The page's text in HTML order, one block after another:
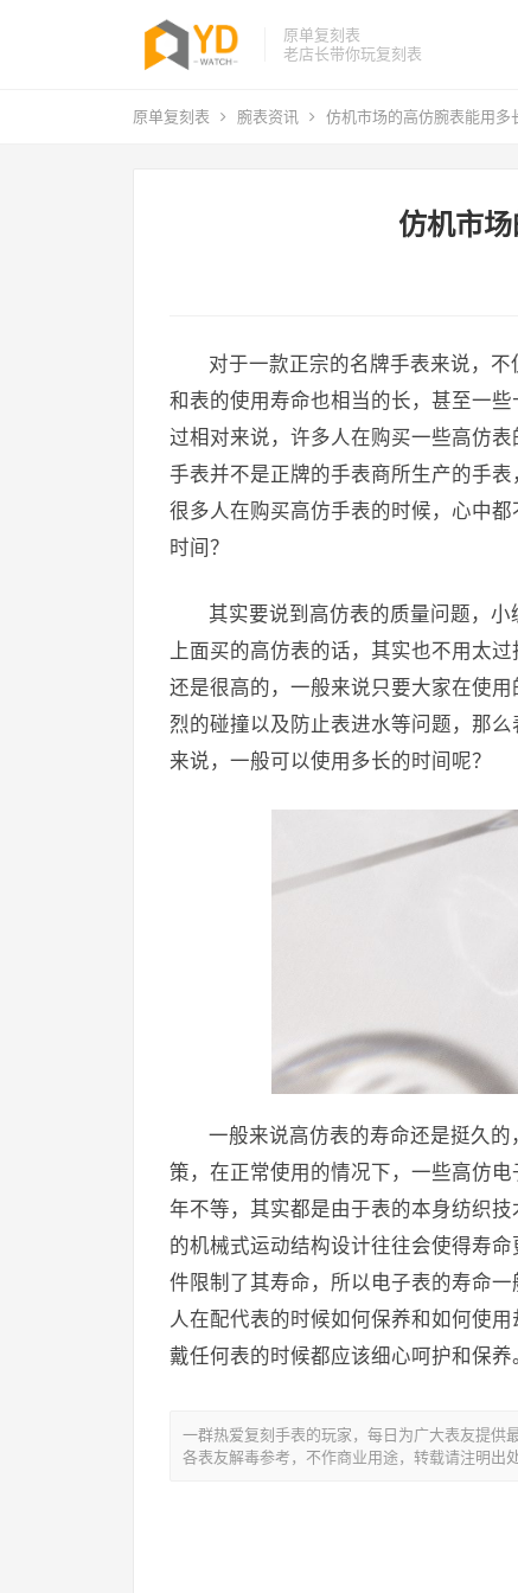
原单复刻表
老店长带你玩复刻表
原单复刻表 腕表资讯 仿机市场的高仿腕表能用多
仿机市
对于一款正宗的名牌手表来说，
和表的使用寿命也相当的长，甚至一
过相对来说，许多人在购买一些高仿
手表并不是正牌的手表商所生产的手
很多人在购买高仿手表的时候，心中
时间？
其实要说到高仿表的质量问题，
上面买的高仿表的话，其实也不用太
还是很高的，一般来说只要大家在使
烈的碰撞以及防止表进水等问题，那
来说，一般可以使用多长的时间呢？
一般来说高仿表的寿命还是挺久
策，在正常使用的情况下，一些高仿
年不等，其实都是由于表的本身纺织
的机械式运动结构设计往往会使得寿
件限制了其寿命，所以电子表的寿命
人在配代表的时候如何保养和如何使
戴任何表的时候都应该细心呵护和保养
一群热爱复刻手表的玩家，每日为广大表友提供
各表友解毒参考，不作商业用途，转载请注明出